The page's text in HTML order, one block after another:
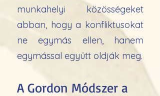
munkahelyi közösségeket
abban, hogy a konfliktusokat
ne egymás ellen, hanem
egymással együtt oldják meg.
A Gordon Módszer a